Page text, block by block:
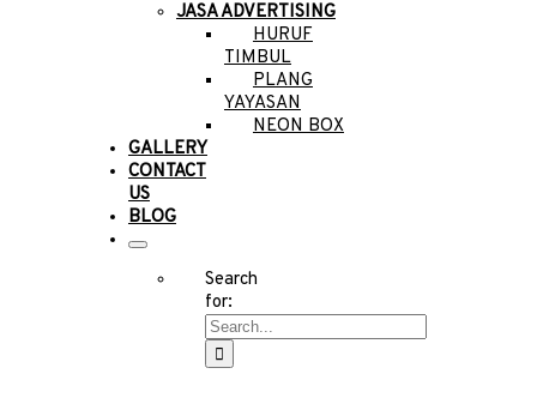
JASA ADVERTISING
HURUF
TIMBUL
PLANG
YAYASAN
NEON BOX
GALLERY
CONTACT
US
BLOG
Search
for: